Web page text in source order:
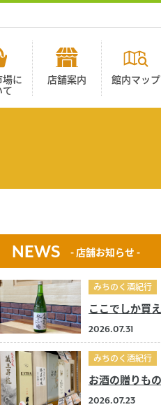
に
て
店舗案内 館内マップ
NEWS - 店舗お知らせ -
みちのく酒紀行
2026.07.31
みちのく酒紀行
2026.07.23